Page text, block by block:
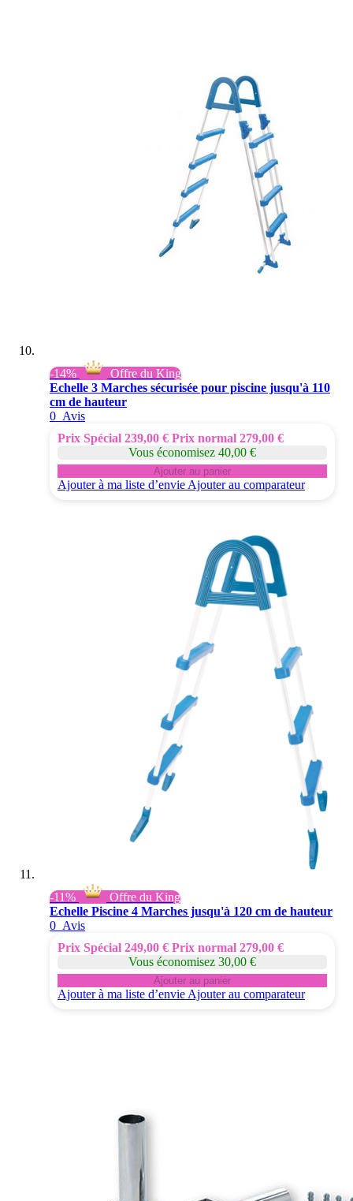
-14%
Offre du King
Echelle 3 Marches sécurisée pour piscine jusqu'à 110
cm de hauteur
0 Avis
Prix Spécial 239,00 € Prix normal 279,00 €
Vous économisez 40,00 €
Ajouter au panier
Ajouter à ma liste d’envie Ajouter au comparateur
-11%
Offre du King
Echelle Piscine 4 Marches jusqu'à 120 cm de hauteur
0 Avis
Prix Spécial 249,00 € Prix normal 279,00 €
Vous économisez 30,00 €
Ajouter au panier
Ajouter à ma liste d’envie Ajouter au comparateur